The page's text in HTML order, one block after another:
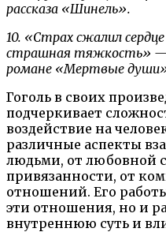
рассказа «Шинель».
10. «Страх сжалил
страшная тяжкость» —
романе «Мертвые
Гоголь в своих
подчеркивает
воздействие на
различные аспекты
людьми, от любовной
привязанности, от
отношений. Его
эти отношения, но и
внутреннюю суть и